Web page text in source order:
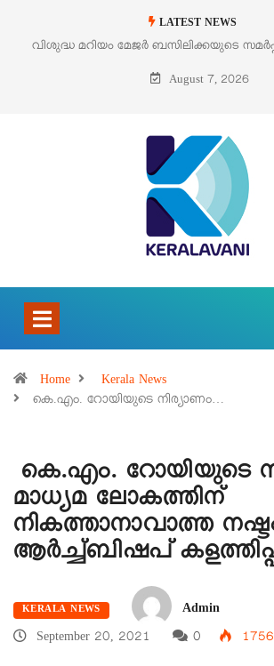
LATEST NEWS
വിശുദ്ധ മറിയം മേജർ ബസിലിക്കയുടെ
ഓഗസ്റ്റ് 5 –
August 7, 2026
Home
Kerala News
കെ.എം. റോയിയുടെ നിര്യാണം…
കെ.എം. റോയിയുടെ
മാധ്യമ ലോകത്തിന്
നികത്താനാവാത്ത
ആർച്ച്ബിഷപ്
KERALA NEWS
Admin
September 20, 2021
0 1756